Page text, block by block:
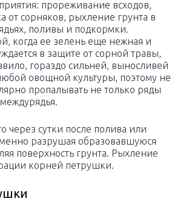
прореживание всходов,
от сорняков, рыхление грунта в
поливы и подкормки.
когда ее зелень еще нежная и
в защите от сорной травы,
гораздо сильней, выносливей
овощной культуры, поэтому не
пропалывать не только ряды
через сутки после полива или
разрушая образовавшуюся
поверхность грунта. Рыхление
корней петрушки.